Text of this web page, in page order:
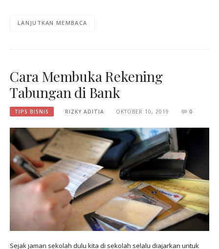
LANJUTKAN MEMBACA
Cara Membuka Rekening
Tabungan di Bank
TIPS BISNIS RIZKY ADITIA OKTOBER 10, 2019 0
Sejak jaman sekolah dulu kita di sekolah selalu diajarkan untuk